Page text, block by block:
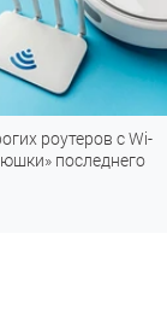
7 мессенджеров,
отлично